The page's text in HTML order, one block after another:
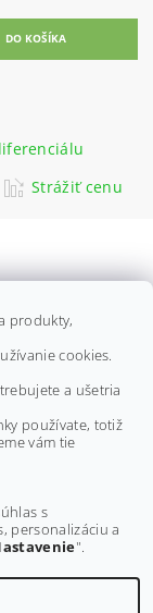
Strážiť cenu
- predný
produkty,
cookies.
a ušetria
používate, totiž
vám tie
s
personalizáciu a
".